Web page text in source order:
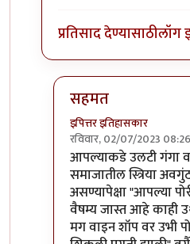
प्रतिसाद देण्यासाठीलॉग
सहमत
इपित्तर इतिहासकार
रविवार, 02/07/2023 08:26
In reply toहिंदूंचे
आपल्याकडे उलटी गंगा
समाजातील स्त्रिया
असण्यापेक्षा "आपल्या
वैषम्य जास्त आहे काही
मग वाइन शॉप वर उभी